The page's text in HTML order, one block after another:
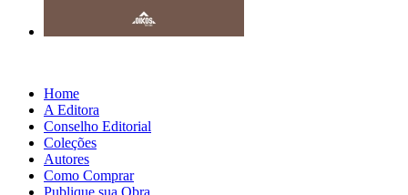
Home
A Editora
Conselho Editorial
Coleções
Autores
Como Comprar